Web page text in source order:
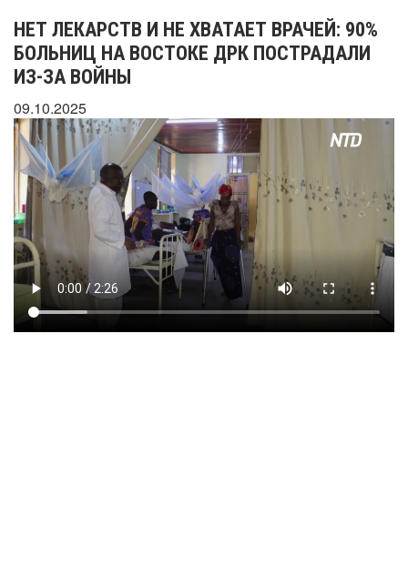
НЕТ ЛЕКАРСТВ И НЕ ХВАТАЕТ ВРАЧЕЙ: 90%
БОЛЬНИЦ НА ВОСТОКЕ ДРК ПОСТРАДАЛИ
ИЗ-ЗА ВОЙНЫ
09.10.2025